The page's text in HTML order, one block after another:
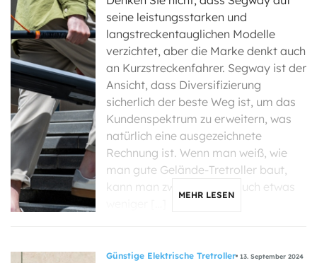
seine leistungsstarken und
langstreckentauglichen Modelle
verzichtet, aber die Marke denkt auch
an Kurzstreckenfahrer. Segway ist der
Ansicht, dass Diversifizierung
sicherlich der beste Weg ist, um das
Kundenspektrum zu erweitern, was
natürlich eine ausgezeichnete
Rechnung ist. Wenn man weiß, wie
man gute Gelände-Tretroller baut,
kann man zwangsläufig auch etwas
MEHR LESEN
Günstige Elektrische Tretroller 13. September 2024